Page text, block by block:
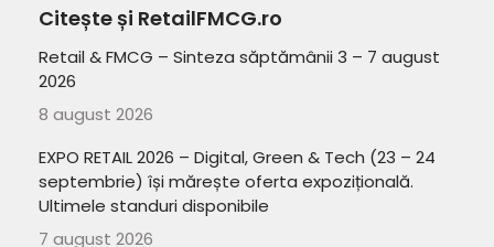
Citește și RetailFMCG.ro
Retail & FMCG – Sinteza săptămânii 3 – 7 august
2026
8 august 2026
EXPO RETAIL 2026 – Digital, Green & Tech (23 – 24
septembrie) își mărește oferta expozițională.
Ultimele standuri disponibile
7 august 2026